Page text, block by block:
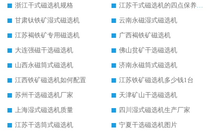
浙江干式磁选机规格
江苏干式磁选机的四点保养秘籍
甘肃钛铁矿湿式磁选机
云南永磁湿式磁选机
江苏褐铁矿专用磁选机
广西褐铁矿磁选机
大连强磁干选磁选机
佛山贫矿干选磁选机
山西永磁筒式磁选机
济南永磁筒式磁选机
江西铁矿磁选机如何配置
江苏铁矿磁选机多少钱1台
苏州干选磁选机厂家
天津矿山干选磁选机
上海湿式磁选机质量
四川湿式磁选机生产厂家
江苏干选筒式磁选机
宁夏干选磁选机图片